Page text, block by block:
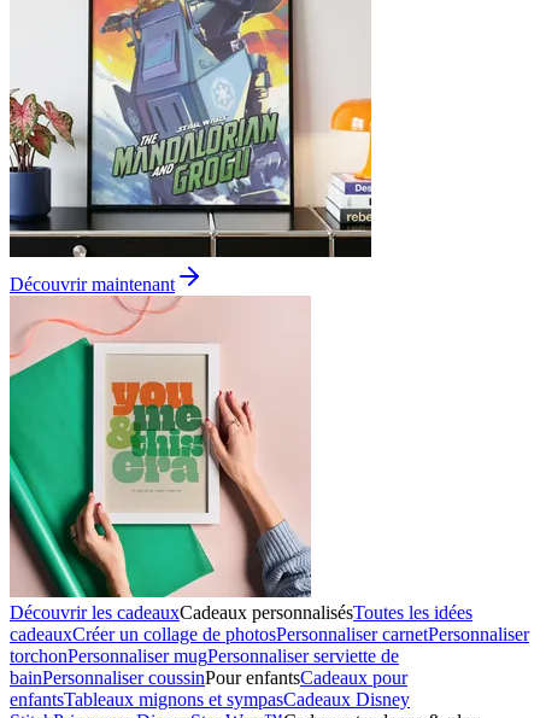
Découvrir maintenant
Découvrir les cadeauxCadeaux personnalisésToutes les idées
cadeauxCréer un collage de photosPersonnaliser carnetPersonnaliser
torchonPersonnaliser mugPersonnaliser serviette de
bainPersonnaliser coussinPour enfantsCadeaux pour
enfantsTableaux mignons et sympasCadeaux Disney